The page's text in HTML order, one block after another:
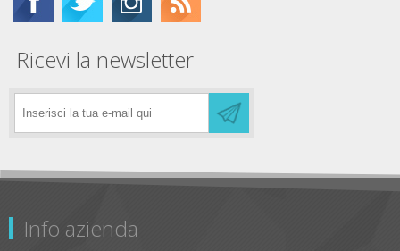
Ricevi la newsletter
Info azienda